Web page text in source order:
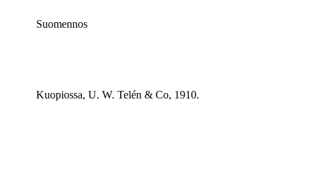
Suomennos
Kuopiossa, U. W. Telén & Co, 1910.